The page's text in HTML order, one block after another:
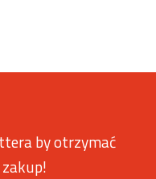
by otrzymać